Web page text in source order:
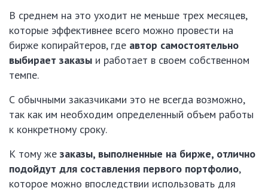
В среднем на это уходит не меньше трех месяцев,
которые эффективнее всего можно провести на
бирже копирайтеров, где автор самостоятельно
выбирает заказы и работает в своем собственном
темпе.
С обычными заказчиками это не всегда возможно,
так как им необходим определенный объем работы
к конкретному сроку.
К тому же заказы, выполненные на бирже, отлично
подойдут для составления первого портфолио,
которое можно впоследствии использовать для